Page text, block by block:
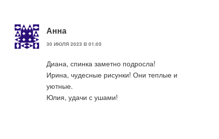
Анна
30 ИЮЛЯ 2023 В 01:05
Диана, спинка заметно подросла!
Ирина, чудесные рисунки! Они теплые и
уютные.
Юлия, удачи с ушами!